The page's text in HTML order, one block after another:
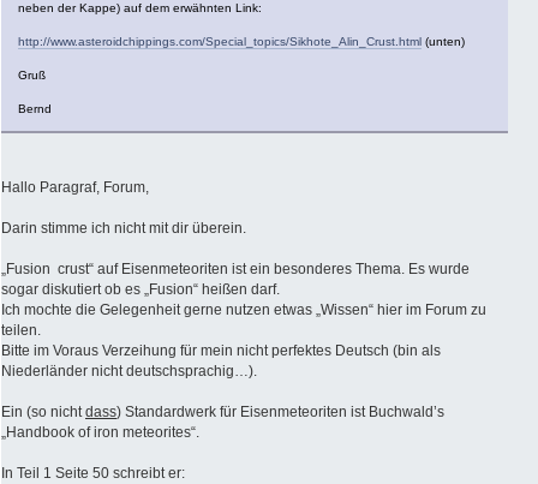
neben der Kappe) auf dem erwähnten Link:
http://www.asteroidchippings.com/Special_topics/Sikhote_Alin_Crust.html (unten)
Gruß
Bernd
Hallo Paragraf, Forum,
Darin stimme ich nicht mit dir überein.
„Fusion crust“ auf Eisenmeteoriten ist ein besonderes Thema. Es wurde
sogar diskutiert ob es „Fusion“ heißen darf.
Ich mochte die Gelegenheit gerne nutzen etwas „Wissen“ hier im Forum zu
teilen.
Bitte im Voraus Verzeihung für mein nicht perfektes Deutsch (bin als
Niederländer nicht deutschsprachig…).
Ein (so nichtdass) Standardwerk für Eisenmeteoriten ist Buchwald’s
„Handbook of iron meteorites“.
In Teil 1 Seite 50 schreibt er: